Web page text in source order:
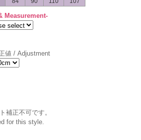
Measurement-
値 / Adjustment
補正不可です。
for this style.